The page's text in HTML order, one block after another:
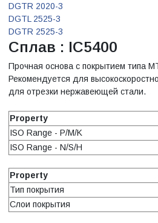
DGTR 2020-3
DGTL 2525-3
DGTR 2525-3
Сплав : IC5400
Прочная основа с покрытием типа
Рекомендуется для
для отрезки нержавеющей стали.
Property
ISO Range - P/M/K
ISO Range - N/S/H
Property
Тип покрытия
Слои покрытия